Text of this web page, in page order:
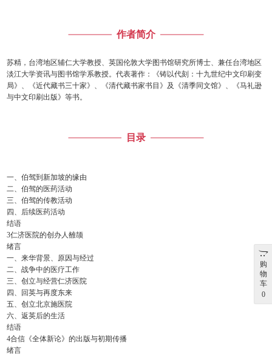
作者简介
苏精，台湾地区辅仁大学教授、英国伦敦大学图书馆研究所博士、兼任台湾地区
淡江大学资讯与图书馆学系教授。代表著作：《铸以代刻：十九世纪中文印刷变
局》、《近代藏书三十家》、《清代藏书家书目》及《清季同文馆》、《马礼逊
与中文印刷出版》等书。
目录
一、伯驾到新加坡的缘由
二、伯驾的医药活动
三、伯驾的传教活动
四、后续医药活动
结语
3仁济医院的创办人雒颉
绪言
一、来华背景、原因与经过
二、战争中的医疗工作
三、创立与经营仁济医院
四、回英与再度东来
五、创立北京施医院
六、返英后的生活
结语
4合信《全体新论》的出版与初期传播
绪言
购
物
车
0